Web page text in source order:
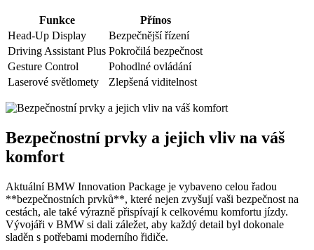
Funkce
Přínos
Head-Up Display
Bezpečnější řízení
Driving Assistant Plus Pokročilá bezpečnost
Gesture Control
Pohodlné ovládání
Laserové světlomety
Zlepšená viditelnost
Bezpečnostní prvky a jejich vliv na váš
komfort
Aktuální BMW Innovation Package je vybaveno celou řadou
**bezpečnostních prvků**, které nejen zvyšují vaši bezpečnost na
cestách, ale také výrazně přispívají k celkovému komfortu jízdy.
Vývojáři v BMW si dali záležet, aby každý detail byl dokonale
sladěn s potřebami moderního řidiče.